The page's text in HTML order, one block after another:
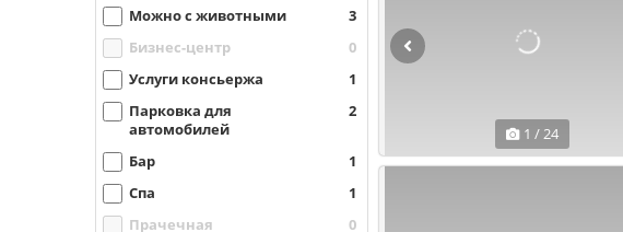
Можно с животными
3
Бизнес-центр
0
Услуги консьержа
1
Парковка для
автомобилей
2
Бар
1
Спа
1
Прачечная
0
1 / 24